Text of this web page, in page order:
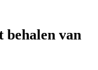
behalen van